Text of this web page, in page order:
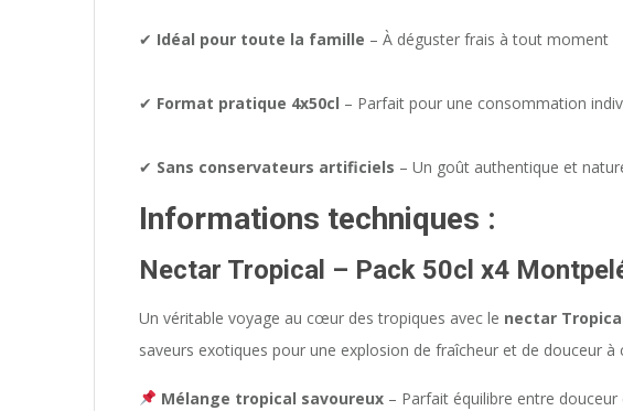
✔ Idéal pour toute la famille – À déguster frais à tout moment
✔ Format pratique 4x50cl – Parfait pour une consommation
✔ Sans conservateurs artificiels – Un goût authentique et
Informations techniques :
Nectar Tropical – Pack 50cl x4
Un véritable voyage au cœur des tropiques avec le nectar
saveurs exotiques pour une explosion de fraîcheur et de douceur à
Mélange tropical savoureux– Parfait équilibre entre douceur